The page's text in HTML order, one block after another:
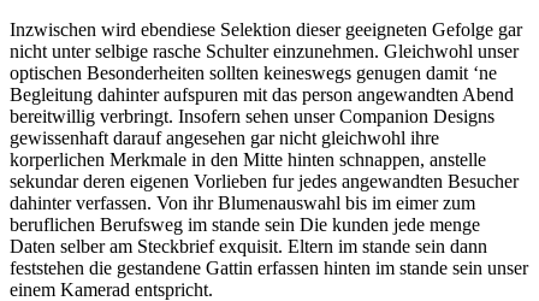
Inzwischen wird ebendiese Selektion dieser geeigneten Gefolge gar
nicht unter selbige rasche Schulter einzunehmen. Gleichwohl unser
optischen Besonderheiten sollten keineswegs genugen damit ‘ne
Begleitung dahinter aufspuren mit das person angewandten Abend
bereitwillig verbringt. Insofern sehen unser Companion Designs
gewissenhaft darauf angesehen gar nicht gleichwohl ihre
korperlichen Merkmale in den Mitte hinten schnappen, anstelle
sekundar deren eigenen Vorlieben fur jedes angewandten Besucher
dahinter verfassen. Von ihr Blumenauswahl bis im eimer zum
beruflichen Berufsweg im stande sein Die kunden jede menge
Daten selber am Steckbrief exquisit. Eltern im stande sein dann
feststehen die gestandene Gattin erfassen hinten im stande sein unser
einem Kamerad entspricht.